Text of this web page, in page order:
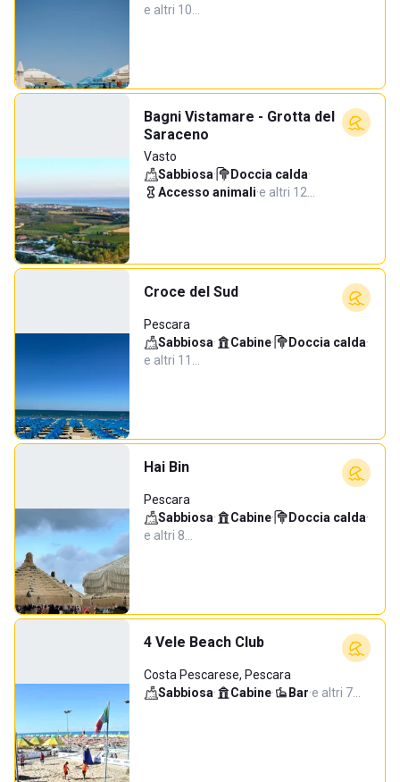
e altri 10…
Bagni Vistamare - Grotta del
Saraceno
Vasto
Sabbiosa· Doccia calda·
Accesso animali·e altri 12…
Croce del Sud
Pescara
Sabbiosa· Cabine· Doccia calda·
e altri 11…
Hai Bin
Pescara
Sabbiosa· Cabine· Doccia calda·
e altri 8…
4 Vele Beach Club
Costa Pescarese, Pescara
Sabbiosa· Cabine· Bar·e altri 7…